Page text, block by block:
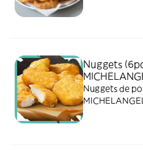
Nuggets
Nuggets de